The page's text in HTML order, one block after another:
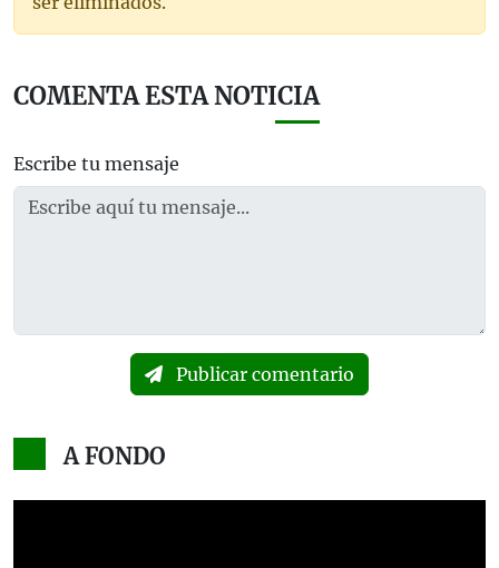
COMENTA ESTA NOTICIA
Escribe tu mensaje
Publicar comentario
A FONDO